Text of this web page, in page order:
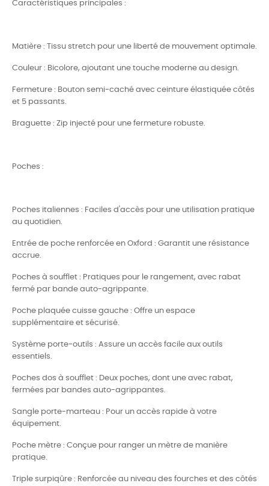
Caractéristiques principales :
Matière : Tissu stretch pour une liberté de mouvement optimale.
Couleur : Bicolore, ajoutant une touche moderne au design.
Fermeture : Bouton semi-caché avec ceinture élastiquée côtés
et 5 passants.
Braguette : Zip injecté pour une fermeture robuste.
Poches :
Poches italiennes : Faciles d'accès pour une utilisation pratique
au quotidien.
Entrée de poche renforcée en Oxford : Garantit une résistance
accrue.
Poches à soufflet : Pratiques pour le rangement, avec rabat
fermé par bande auto-agrippante.
Poche plaquée cuisse gauche : Offre un espace
supplémentaire et sécurisé.
Système porte-outils : Assure un accès facile aux outils
essentiels.
Poches dos à soufflet : Deux poches, dont une avec rabat,
fermées par bandes auto-agrippantes.
Sangle porte-marteau : Pour un accès rapide à votre
équipement.
Poche mètre : Conçue pour ranger un mètre de manière
pratique.
Triple surpiqûre : Renforcée au niveau des fourches et des côtés